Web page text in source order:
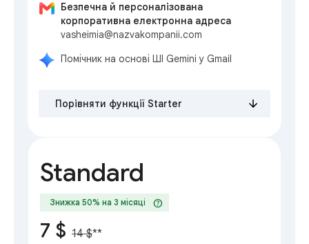
Безпечна й персоналізована
корпоративна електронна адреса
vasheimia@nazvakompanii.com
Помічник на основі ШІ Gemini у Gmail
Порівняти функції Starter
Standard
Знижка 50% на 3 місяці help
7 $ 14 $**